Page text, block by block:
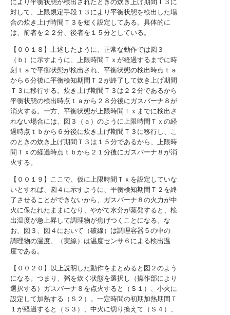
により平衡状態が検出されたときの炊き上げ期間Ｔ３に
対して、上限規定手段１３により平衡状態を検出した場
合の炊き上げ時間Ｔ３を短く設定してある。具体的に
は、前者を２２分、後者を１５分としている。
【００１８】上述したように、正常な動作では図３
（ｂ）に示すように、上限時間Ｔｘが経過するまでに時
刻ｔａで平衡状態が検出され、平衡状態の検出時点ｔａ
から６分後に平衡検知期間Ｔ２が終了して炊き上げ期間
Ｔ３に移行する。炊き上げ期間Ｔ３は２２分であるから
平衡状態の検出時点ｔａから２８分後にガスバーナ８が
消火する。一方、平衡状態が上限時間Ｔｘまでに検出さ
れない場合には、図３（ａ）のように上限時間Ｔｘの経
過時点ｔｂから６分後に炊き上げ期間Ｔ３に移行し、こ
のときの炊き上げ期間Ｔ３は１５分であるから、上限時
間Ｔｘの経過時点ｔｂから２１分後にガスバーナ８が消
火する。
【００１９】ここで、仮に上限時間Ｔｘを設定していな
いとすれば、図４に示すように、平衡検知期間Ｔ２を終
了させることができないから、ガスバーナ８の火力が中
火に保たれたままになり、やがて水分が蒸発すると、検
出温度が急上昇して調理物が焦げつくことになる。な
お、図３、図４において（破線）は調理容器５の中の
調理物の温度、（実線）は温度センサ６による検出温
度である。
【００２０】以上説明した動作をまとめると図２のよう
になる。つまり、粥を炊く状態を選択し（操作部により
選択する）ガスバーナ８を点火すると（Ｓ１）、小火に
設定して加熱する（Ｓ２）。一定時間の初期加熱期間Ｔ
１が経過すると（Ｓ３）、中火に切り換えて（Ｓ４）、